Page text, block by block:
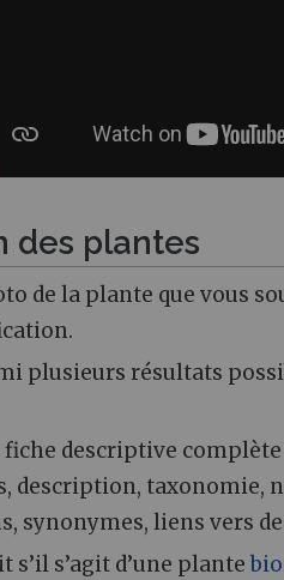
des plantes
de la plante que vous
plusieurs résultats
fiche descriptive
description, taxonomie,
synonymes, liens vers
s’il s’agit d’une plantebio